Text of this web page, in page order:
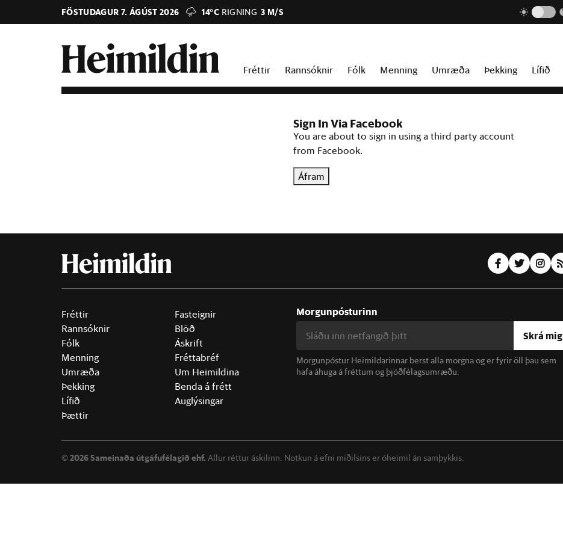
FÖSTUDAGUR 7. ÁGÚST 2026 14°C RIGNING 3 M/S
Fréttir Rannsóknir Fólk Menning Umræða Þekking Lífið
Sign In Via Facebook
You are about to sign in using a third party account
from Facebook.
Áfram
Fréttir
Rannsóknir
Fólk
Menning
Umræða
Þekking
Lífið
Þættir
Fasteignir
Blöð
Áskrift
Fréttabréf
Um Heimildina
Benda á frétt
Auglýsingar
Morgunpósturinn
Skrá mig
Morgunpóstur Heimildarinnar berst alla morgna og er fyrir öll þau sem
hafa áhuga á fréttum og þjóðfélagsumræðu.
©2026 Sameinaða útgáfufélagið ehf. Allur réttur áskilinn. Notkun á efni miðilsins er óheimil án samþykkis.